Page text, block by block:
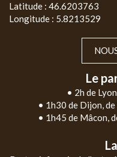
Latitude : 46.6203763
Longitude : 5.8213529
Le
• 2h de
• 1h30 de Dijon,
• 1h45 de Mâcon,